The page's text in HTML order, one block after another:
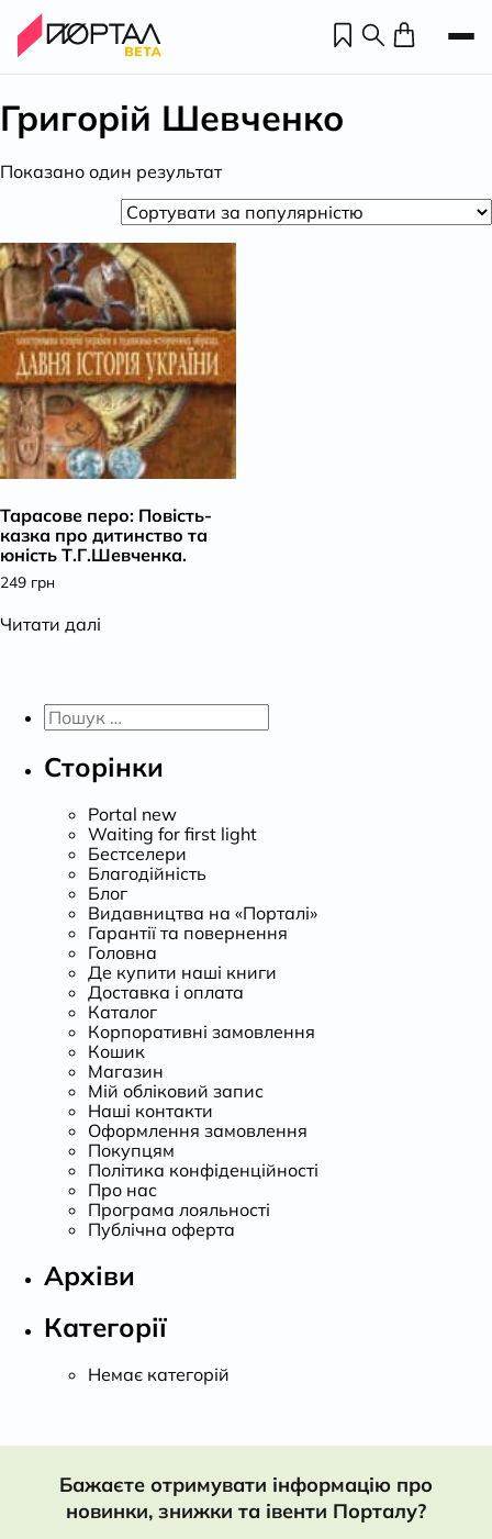
Григорій Шевченко
Показано один результат
Тарасове перо: Повість-
казка про дитинство та
юність Т.Г.Шевченка.
249 грн
Читати далі
Пошук:
Сторінки
Portal new
Waiting for first light
Бестселери
Благодійність
Блог
Видавництва на «Порталі»
Гарантії та повернення
Головна
Де купити наші книги
Доставка і оплата
Каталог
Корпоративні замовлення
Кошик
Магазин
Мій обліковий запис
Наші контакти
Оформлення замовлення
Покупцям
Політика конфіденційності
Про нас
Програма лояльності
Публічна оферта
Архіви
Категорії
Немає категорій
Бажаєте отримувати інформацію про
новинки, знижки та івенти Порталу?